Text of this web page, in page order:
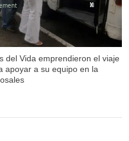
del Vida emprendieron el viaje
apoyar a su equipo en la
X
X
X